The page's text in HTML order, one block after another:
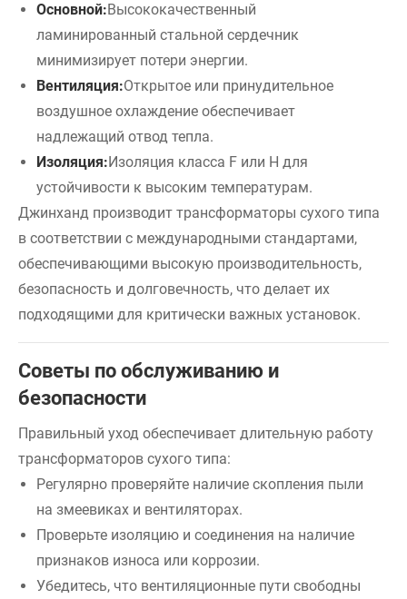
Основной:Высококачественный
ламинированный стальной сердечник
минимизирует потери энергии.
Вентиляция:Открытое или принудительное
воздушное охлаждение обеспечивает
надлежащий отвод тепла.
Изоляция:Изоляция класса F или H для
устойчивости к высоким температурам.
Джинханд производит трансформаторы сухого типа
в соответствии с международными стандартами,
обеспечивающими высокую производительность,
безопасность и долговечность, что делает их
подходящими для критически важных установок.
Советы по обслуживанию и
безопасности
Правильный уход обеспечивает длительную работу
трансформаторов сухого типа:
Регулярно проверяйте наличие скопления пыли
на змеевиках и вентиляторах.
Проверьте изоляцию и соединения на наличие
признаков износа или коррозии.
Убедитесь, что вентиляционные пути свободны